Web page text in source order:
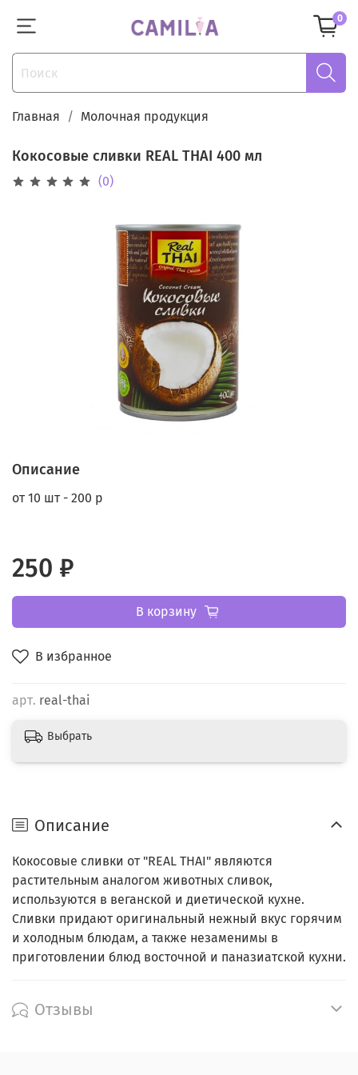
0
Главная Молочная продукция
Кокосовые сливки REAL THAI 400 мл
(0)
В избранное
арт. real-thai
Описание
от 10 шт - 200 р
250 ₽
В корзину
Выбрать
Описание
Кокосовые сливки от "REAL THAI" являются
растительным аналогом животных сливок,
используются в веганской и диетической кухне.
Сливки придают оригинальный нежный вкус горячим
и холодным блюдам, а также незаменимы в
приготовлении блюд восточной и паназиатской кухни.
Отзывы